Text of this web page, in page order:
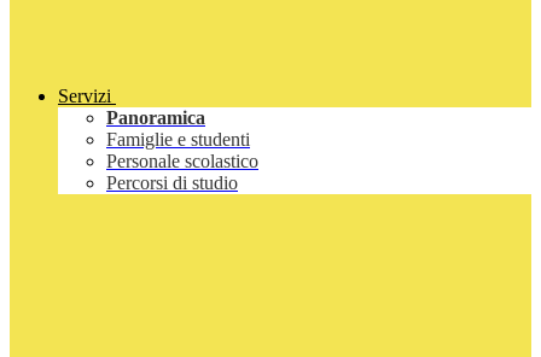
Servizi
Panoramica
Famiglie e studenti
Personale scolastico
Percorsi di studio